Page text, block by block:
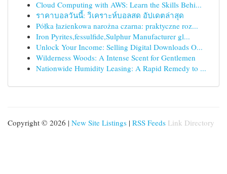
Cloud Computing with AWS: Learn the Skills Behi...
ราคาบอลวันนี้: วิเคราะห์บอลสด อัปเดตล่าสุด
Półka łazienkowa narożna czarna: praktyczne roz...
Iron Pyrites,fessulfide,Sulphur Manufacturer gl...
Unlock Your Income: Selling Digital Downloads O...
Wilderness Woods: A Intense Scent for Gentlemen
Nationwide Humidity Leasing: A Rapid Remedy to ...
Copyright © 2026 | New Site Listings | RSS Feeds Link Directory